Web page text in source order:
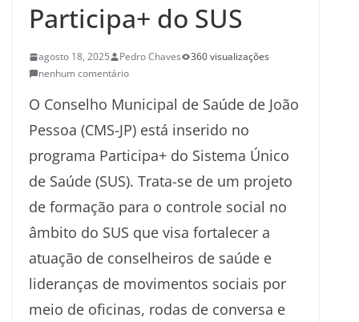
Participa+ do SUS
agosto 18, 2025 Pedro Chaves
360 visualizações
nenhum comentário
O Conselho Municipal de Saúde de João
Pessoa (CMS-JP) está inserido no
programa Participa+ do Sistema Único
de Saúde (SUS). Trata-se de um projeto
de formação para o controle social no
âmbito do SUS que visa fortalecer a
atuação de conselheiros de saúde e
lideranças de movimentos sociais por
meio de oficinas, rodas de conversa e